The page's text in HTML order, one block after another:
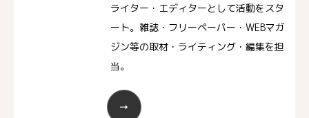
ライター・エディターとして活動をスタ
ート。雑誌・フリーペーパー・WEBマガ
ジン等の取材・ライティング・編集を担
当。